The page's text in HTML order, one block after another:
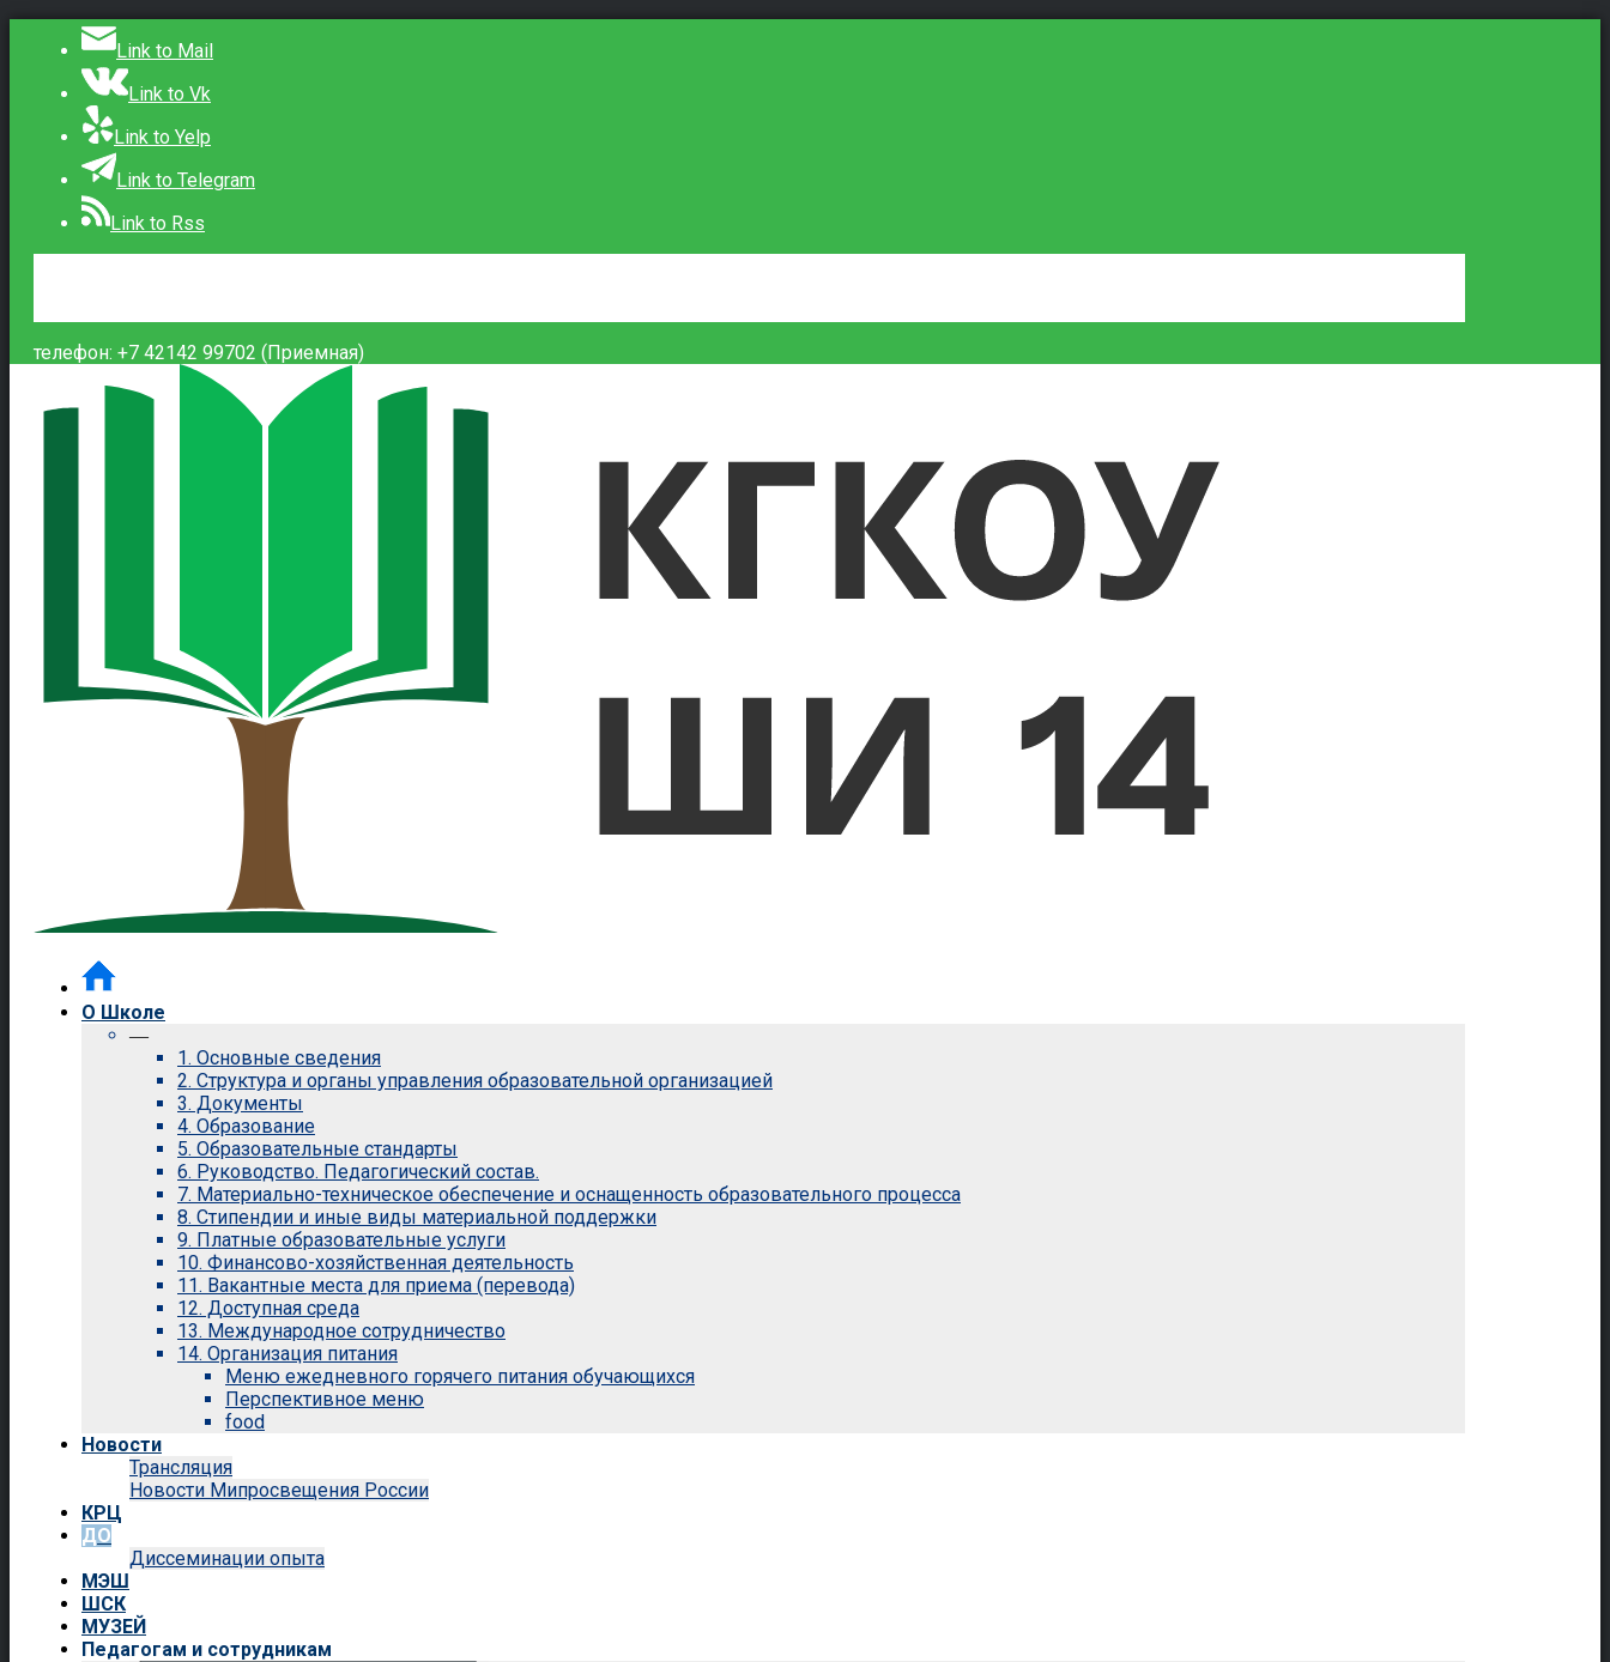
Link to Mail
Link to Vk
Link to Yelp
Link to Telegram
Link to Rss
телефон: +7 42142 99702 (Приемная)
О Школе
—
1. Основные сведения
2. Структура и органы управления образовательной организацией
3. Документы
4. Образование
5. Образовательные стандарты
6. Руководство. Педагогический состав.
7. Материально-техническое обеспечение и оснащенность образовательного процесса
8. Стипендии и иные виды материальной поддержки
9. Платные образовательные услуги
10. Финансово-хозяйственная деятельность
11. Вакантные места для приема (перевода)
12. Доступная среда
13. Международное сотрудничество
14. Организация питания
Меню ежедневного горячего питания обучающихся
Перспективное меню
food
Новости
Трансляция
Новости Мипросвещения России
КРЦ
ДО
Диссеминации опыта
МЭШ
ШСК
МУЗЕЙ
Педагогам и сотрудникам